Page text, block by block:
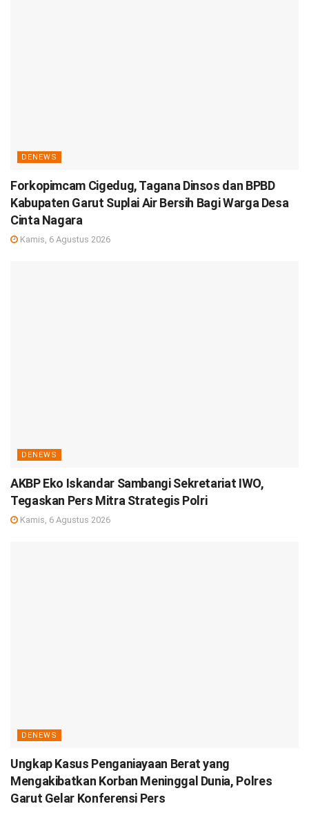
DENEWS
Forkopimcam Cigedug, Tagana Dinsos dan BPBD
Kabupaten Garut Suplai Air Bersih Bagi Warga Desa
Cinta Nagara
Kamis, 6 Agustus 2026
DENEWS
AKBP Eko Iskandar Sambangi Sekretariat IWO,
Tegaskan Pers Mitra Strategis Polri
Kamis, 6 Agustus 2026
DENEWS
Ungkap Kasus Penganiayaan Berat yang
Mengakibatkan Korban Meninggal Dunia, Polres
Garut Gelar Konferensi Pers